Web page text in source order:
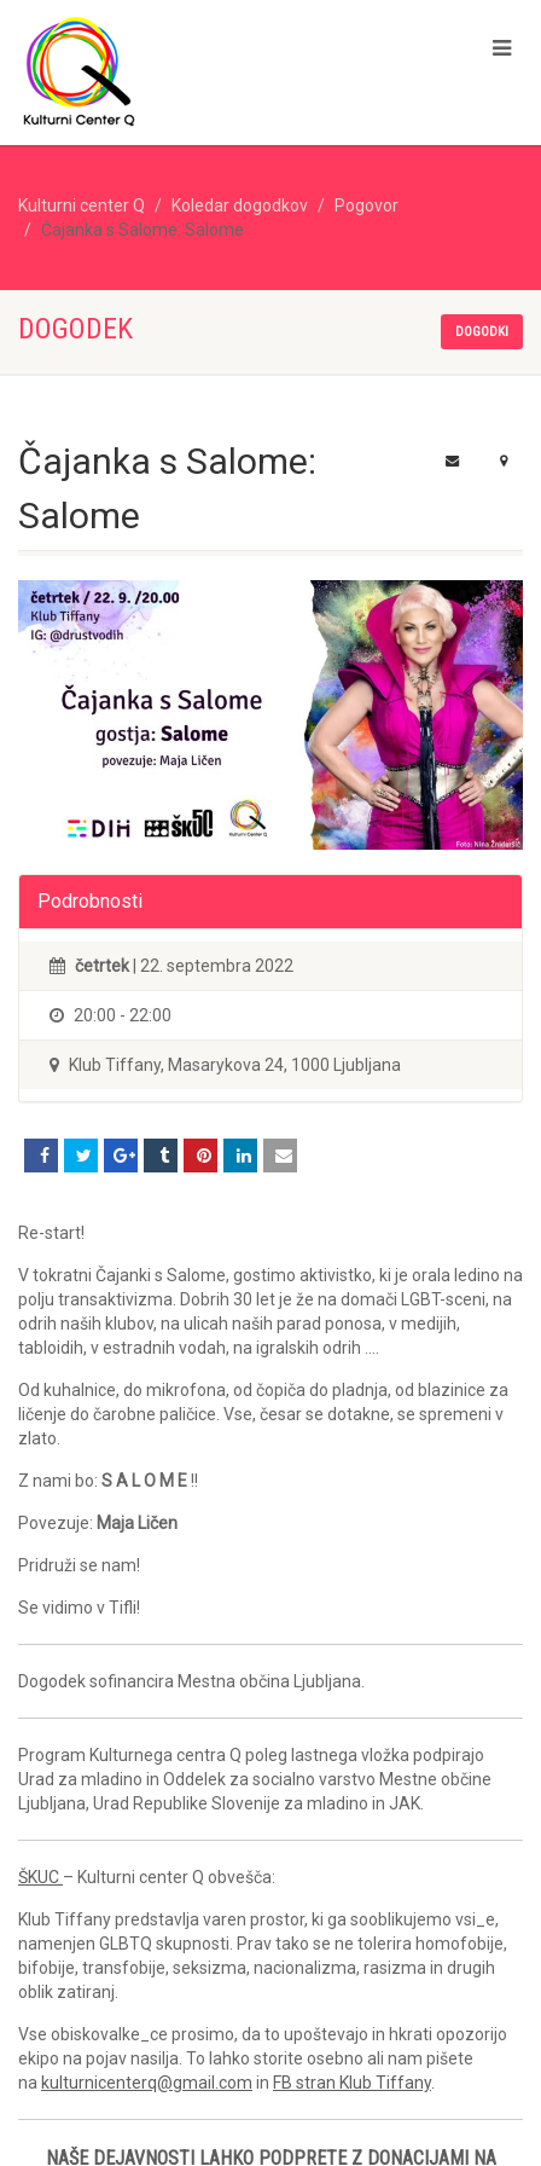
Kulturni center Q Koledar dogodkov
Pogovor
Čajanka s Salome: Salome
DOGODEK DOGODKI
Čajanka s Salome:
Salome
Podrobnosti
četrtek | 22. septembra 2022
20:00 - 22:00
Klub Tiffany, Masarykova 24, 1000 Ljubljana
Re-start!
V tokratni Čajanki s Salome, gostimo aktivistko, ki je orala ledino na
polju transaktivizma. Dobrih 30 let je že na domači LGBT-sceni, na
odrih naših klubov, na ulicah naših parad ponosa, v medijih,
tabloidih, v estradnih vodah, na igralskih odrih ….
Od kuhalnice, do mikrofona, od čopiča do pladnja, od blazinice za
ličenje do čarobne paličice. Vse, česar se dotakne, se spremeni v
zlato.
Z nami bo: S A L O M E!!
Povezuje: Maja Ličen
Pridruži se nam!
Se vidimo v Tifli!
Dogodek sofinancira Mestna občina Ljubljana.
Program Kulturnega centra Q poleg lastnega vložka podpirajo
Urad za mladino in Oddelek za socialno varstvo Mestne občine
Ljubljana, Urad Republike Slovenije za mladino in JAK.
ŠKUC – Kulturni center Q obvešča:
Klub Tiffany predstavlja varen prostor, ki ga sooblikujemo vsi_e,
namenjen GLBTQ skupnosti. Prav tako se ne tolerira homofobije,
bifobije, transfobije, seksizma, nacionalizma, rasizma in drugih
oblik zatiranj.
Vse obiskovalke_ce prosimo, da to upoštevajo in hkrati opozorijo
ekipo na pojav nasilja. To lahko storite osebno ali nam pišete
na kulturnicenterq@gmail.com in FB stran Klub Tiffany.
NAŠE DEJAVNOSTI LAHKO PODPRETE Z DONACIJAMI NA